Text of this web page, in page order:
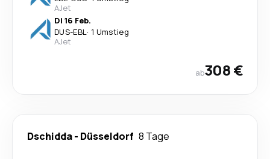
AJet
Di 16 Feb.
DUS-EBL· 1 Umstieg
AJet
ab308 €
Dschidda- Düsseldorf 8 Tage